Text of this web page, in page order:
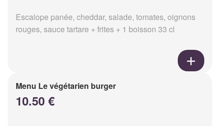
Escalope panée, cheddar, salade, tomates, oignons
rouges, sauce tartare + frites + 1 boisson 33 cl
Menu Le végétarien burger
10.50 €